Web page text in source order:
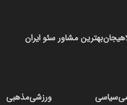
بهترین مشاور سئو ایران
سیاسی مذهبیورزشی